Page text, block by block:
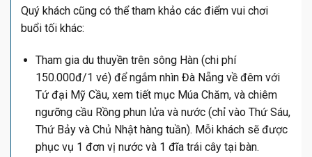
Quý khách cũng có thể tham khảo các điểm vui chơi
buổi tối khác:
Tham gia du thuyền trên sông Hàn (chi phí
150.000đ/1 vé) để ngắm nhìn Đà Nẵng về đêm với
Tứ đại Mỹ Cầu, xem tiết mục Múa Chăm, và chiêm
ngưỡng cầu Rồng phun lửa và nước (chỉ vào Thứ Sáu,
Thứ Bảy và Chủ Nhật hàng tuần). Mỗi khách sẽ được
phục vụ 1 đơn vị nước và 1 đĩa trái cây tại bàn.